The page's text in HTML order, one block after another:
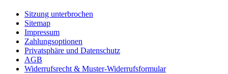
Sitzung unterbrochen
Sitemap
Impressum
Zahlungsoptionen
Privatsphäre und Datenschutz
AGB
Widerrufsrecht & Muster-Widerrufsformular